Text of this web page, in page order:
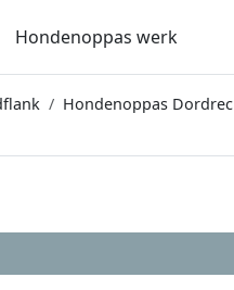
Hondenoppas werk
Hondenoppas